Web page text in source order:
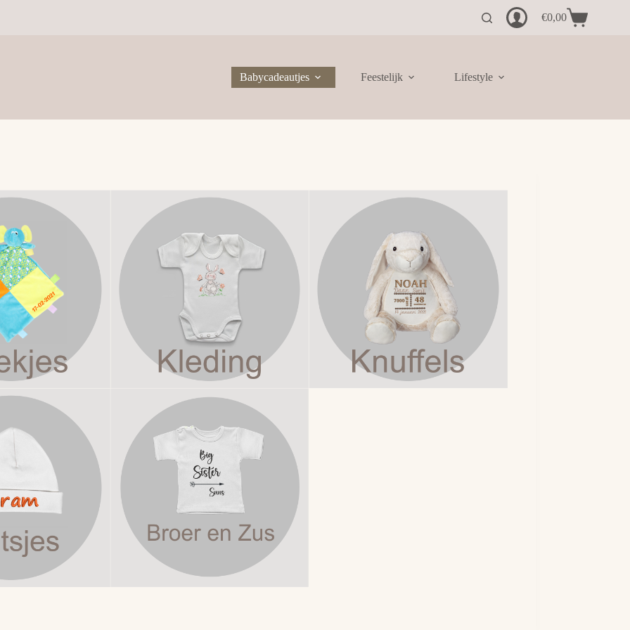
Winkelwagen
€0,00
Babycadeautjes Feestelijk Lifestyle